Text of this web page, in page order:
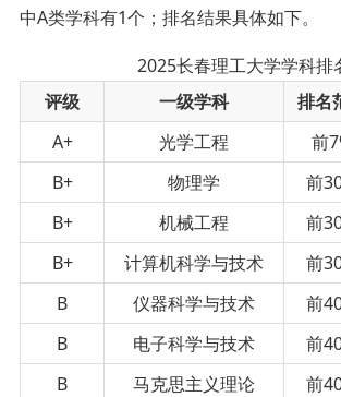
中A类学科有1个；排名结果具体如下。
2025长春理工大学学科排
评级
一级学科 排名
A+
光学工程 前
B+
物理学 前
B+
机械工程 前
B+
计算机科学与技术 前
B
仪器科学与技术 前
B
电子科学与技术 前
B
马克思主义理论 前